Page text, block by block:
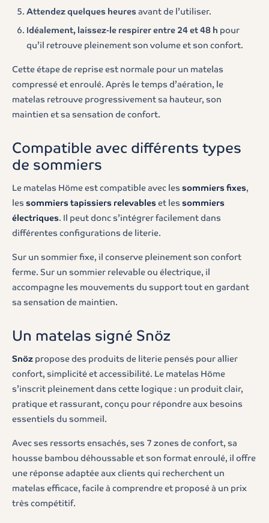
Attendez quelques heuresavant de l’utiliser.
Idéalement, laissez-le respirer entre 24 et 48 h pour
qu’il retrouve pleinement son volume et son confort.
Cette étape de reprise est normale pour un matelas
compressé et enroulé. Après le temps d’aération, le
matelas retrouve progressivement sa hauteur, son
maintien et sa sensation de confort.
Compatible avec différents types
de sommiers
Le matelas Höme est compatible avec les sommiers fixes,
les sommiers tapissiers relevableset les sommiers
électriques. Il peut donc s’intégrer facilement dans
différentes configurations de literie.
Sur un sommier fixe, il conserve pleinement son confort
ferme. Sur un sommier relevable ou électrique, il
accompagne les mouvements du support tout en gardant
sa sensation de maintien.
Un matelas signé Snöz
Snözpropose des produits de literie pensés pour allier
confort, simplicité et accessibilité. Le matelas Höme
s’inscrit pleinement dans cette logique : un produit clair,
pratique et rassurant, conçu pour répondre aux besoins
essentiels du sommeil.
Avec ses ressorts ensachés, ses 7 zones de confort, sa
housse bambou déhoussable et son format enroulé, il offre
une réponse adaptée aux clients qui recherchent un
matelas efficace, facile à comprendre et proposé à un prix
très compétitif.